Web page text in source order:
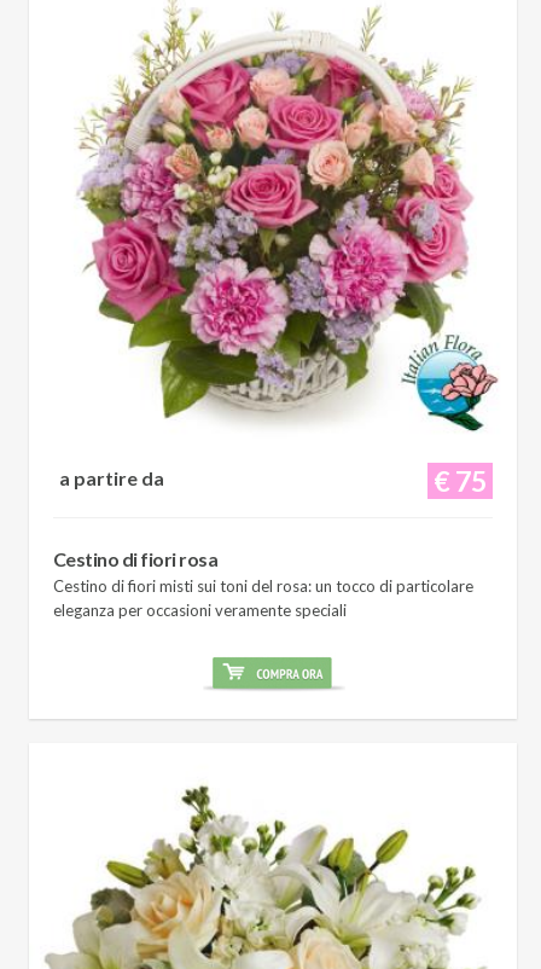
€ 75
a partire da
Cestino di fiori rosa
Cestino di fiori misti sui toni del rosa: un tocco di particolare
eleganza per occasioni veramente speciali